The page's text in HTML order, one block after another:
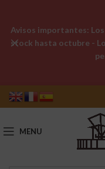
MENU
Avisos importantes:
stock hasta octubre -